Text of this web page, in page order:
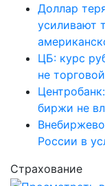
Доллар
усиливают
ЦБ: курс
не
биржи не
России в
Страхование